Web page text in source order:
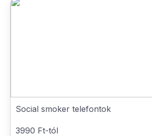
Social smoker telefontok
3990 Ft-tól